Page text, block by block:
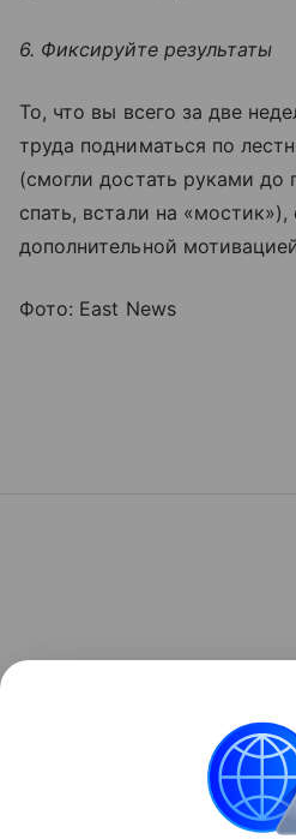
6. Фиксируйте результаты
То, что вы всего за две
труда подниматься по
(смогли достать руками до
спать, встали на «мостик»),
дополнительной
Фото: East News